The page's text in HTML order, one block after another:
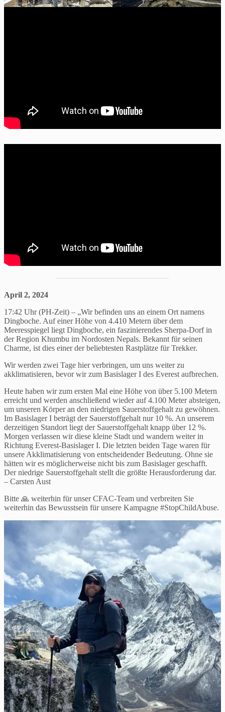
April 2, 2024
17:42 Uhr (PH-Zeit) – „Wir befinden uns an einem Ort namens
Dingboche. Auf einer Höhe von 4.410 Metern über dem
Meeresspiegel liegt Dingboche, ein faszinierendes Sherpa-Dorf in
der Region Khumbu im Nordosten Nepals. Bekannt für seinen
Charme, ist dies einer der beliebtesten Rastplätze für Trekker.
Wir werden zwei Tage hier verbringen, um uns weiter zu
akklimatisieren, bevor wir zum Basislager I des Everest aufbrechen.
Heute haben wir zum ersten Mal eine Höhe von über 5.100 Metern
erreicht und werden anschließend wieder auf 4.100 Meter absteigen,
um unseren Körper an den niedrigen Sauerstoffgehalt zu gewöhnen.
Im Basislager I beträgt der Sauerstoffgehalt nur 10 %. An unserem
derzeitigen Standort liegt der Sauerstoffgehalt knapp über 12 %.
Morgen verlassen wir diese kleine Stadt und wandern weiter in
Richtung Everest-Basislager I. Die letzten beiden Tage waren für
unsere Akklimatisierung von entscheidender Bedeutung. Ohne sie
hätten wir es möglicherweise nicht bis zum Basislager geschafft.
Der niedrige Sauerstoffgehalt stellt die größte Herausforderung dar.
– Carsten Aust
Bitte 🙏 weiterhin für unser CFAC-Team und verbreiten Sie
weiterhin das Bewusstsein für unsere Kampagne #StopChildAbuse.